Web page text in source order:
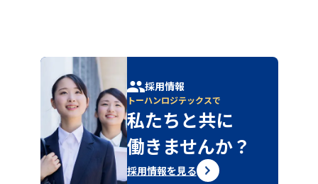
採用情報
トーハンロジテックスで
私たちと共に
働きませんか？
採用情報を見る